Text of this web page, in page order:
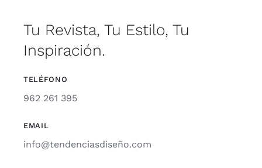
Tu Revista, Tu Estilo, Tu
Inspiración.
TELÉFONO
962 261 395
EMAIL
info@tendenciasdiseño.com